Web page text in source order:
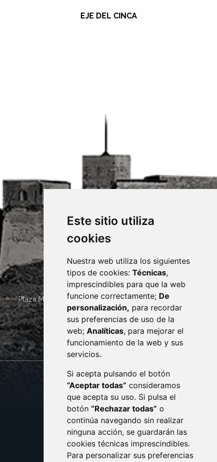
Este sitio utiliza
cookies
Nuestra web utiliza los siguientes
tipos de cookies: Técnicas,
imprescindibles para que la web
funcione correctamente; De
personalización, para recordar
sus preferencias de uso de la
web; Analíticas, para mejorar el
funcionamiento de la web y sus
servicios.
Si acepta pulsando el botón
“Aceptar todas” consideramos
que acepta su uso. Si pulsa el
botón “Rechazar todas” o
continúa navegando sin realizar
ninguna acción, se guardarán las
cookies técnicas imprescindibles.
Para personalizar sus preferencias
EJE DEL CINCA
Plaza Mayor 4 22400 MONZÓN - ARAGÓN (ESPAÑA)
· (34) 974 400 700 ·
sac@monzon.es
monzon.es
CONTACTO
AVISO LEGAL
PROTECCIÓN DE DATOS
POLÍTICA DE COOKIES
ACCESIBILIDAD
ENLACE EXTERNO AL